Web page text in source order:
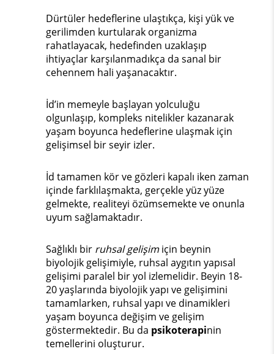
Dürtüler hedeflerine ulaştıkça, kişi yük ve
gerilimden kurtularak organizma
rahatlayacak, hedefinden uzaklaşıp
ihtiyaçlar karşılanmadıkça da sanal bir
cehennem hali yaşanacaktır.
İd’in memeyle başlayan yolculuğu
olgunlaşıp, kompleks nitelikler kazanarak
yaşam boyunca hedeflerine ulaşmak için
gelişimsel bir seyir izler.
İd tamamen kör ve gözleri kapalı iken zaman
içinde farklılaşmakta, gerçekle yüz yüze
gelmekte, realiteyi özümsemekte ve onunla
uyum sağlamaktadır.
Sağlıklı bir ruhsal gelişimiçin beynin
biyolojik gelişimiyle, ruhsal aygıtın yapısal
gelişimi paralel bir yol izlemelidir. Beyin 18-
20 yaşlarında biyolojik yapı ve gelişimini
tamamlarken, ruhsal yapı ve dinamikleri
yaşam boyunca değişim ve gelişim
göstermektedir. Bu da psikoterapinin
temellerini oluşturur.